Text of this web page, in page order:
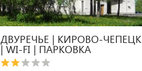
ДВУРЕЧЬЕ | КИРОВО-ЧЕПЕЦК
| WI-FI | ПАРКОВКА